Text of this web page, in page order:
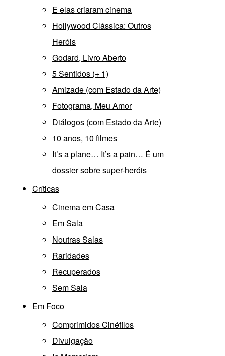
E elas criaram cinema
Hollywood Clássica: Outros
Heróis
Godard, Livro Aberto
5 Sentidos (+ 1)
Amizade (com Estado da Arte)
Fotograma, Meu Amor
Diálogos (com Estado da Arte)
10 anos, 10 filmes
It’s a plane… It’s a pain… É um
dossier sobre super-heróis
Críticas
Cinema em Casa
Em Sala
Noutras Salas
Raridades
Recuperados
Sem Sala
Em Foco
Comprimidos Cinéfilos
Divulgação